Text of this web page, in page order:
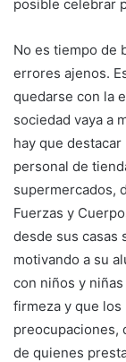
posible celebrar
No es tiempo de
errores ajenos.
quedarse con la
sociedad vaya a
hay que
personal de
supermercados,
Fuerzas y
desde sus casas
motivando a su
con niños y
firmeza y que
preocupaciones,
de quienes